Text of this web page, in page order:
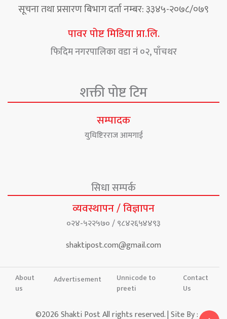
सूचना तथा प्रसारण बिभाग दर्ता नम्बर: ३३४५-२०७८/०७९
पावर पोष्ट मिडिया प्रा.लि.
फिदिम नगरपालिका वडा नं ०२, पाँचथर
शक्ती पोष्ट टिम
सम्पादक
युधिष्टिरराज आमगाई
सिधा सम्पर्क
व्यवस्थापन / विज्ञापन
०२४-५२२५७० / ९८४२६५४४९३
shaktipost.com@gmail.com
About
us
Advertisement
Unnicode to
preeti
Contact
Us
©2026 Shakti Post All rights reserved. | Site By :